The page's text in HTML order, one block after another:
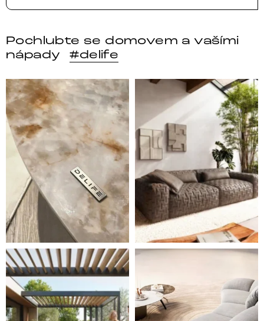
Pochlubte se domovem a vašími
nápady
#delife
DELIFE – Nábytek, který promění dům v domov. Domo
Místo, kam se budeš těšit
Styl, odolnost a společné chvíle pod širým nebem.
Ne každá pohovka je jen